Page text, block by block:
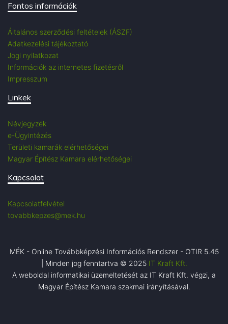
Fontos információk
Általános szerződési feltételek (ÁSZF)
Adatkezelési tájékoztató
Jogi nyilatkozat
Információk az internetes fizetésről
Impresszum
Linkek
Névjegyzék
e-Ügyintézés
Területi kamarák elérhetőségei
Magyar Építész Kamara elérhetőségei
Kapcsolat
Kapcsolatfelvétel
tovabbkepzes@mek.hu
MÉK - Online Továbbképzési Információs Rendszer - OTIR 5.45
| Minden jog fenntartva © 2025 IT Kraft Kft.
A weboldal informatikai üzemeltetését az IT Kraft Kft. végzi, a
Magyar Építész Kamara szakmai irányításával.